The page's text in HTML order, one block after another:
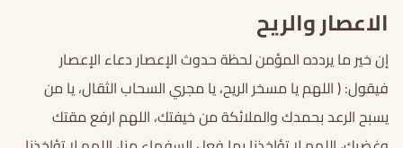
الاعصار والريح
إن خير ما يردده المؤمن لحظة حدوث الإعصار دعاء الإعصار
فيقول: ( اللهم يا مسخر الريح، يا مجري السحاب الثقال، يا من
يسبح الرعد بحمدك والملائكة من خيفتك، اللهم ارفع مقتك